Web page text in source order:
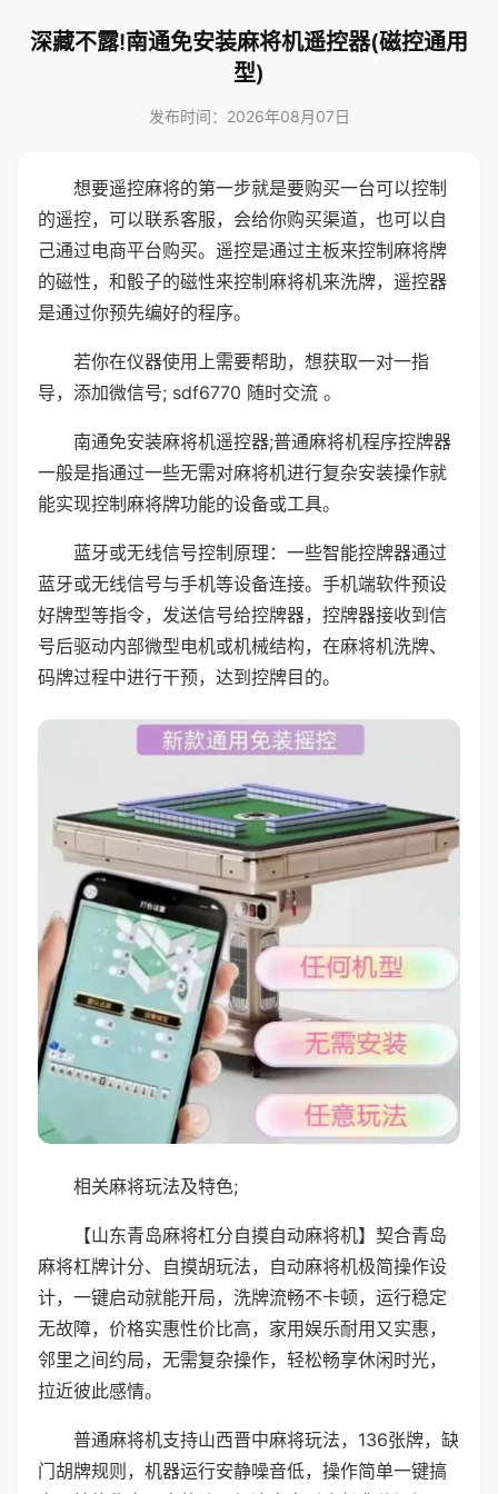
深藏不露!南通免安装麻将机遥控器(磁控通用
型)
发布时间：2026年08月07日
想要遥控麻将的第一步就是要购买一台可以控制
的遥控，可以联系客服，会给你购买渠道，也可以自
己通过电商平台购买。遥控是通过主板来控制麻将牌
的磁性，和骰子的磁性来控制麻将机来洗牌，遥控器
是通过你预先编好的程序。
若你在仪器使用上需要帮助，想获取一对一指
导，添加微信号; sdf6770 随时交流 。
南通免安装麻将机遥控器;普通麻将机程序控牌器
一般是指通过一些无需对麻将机进行复杂安装操作就
能实现控制麻将牌功能的设备或工具。
蓝牙或无线信号控制原理：一些智能控牌器通过
蓝牙或无线信号与手机等设备连接。手机端软件预设
好牌型等指令，发送信号给控牌器，控牌器接收到信
号后驱动内部微型电机或机械结构，在麻将机洗牌、
码牌过程中进行干预，达到控牌目的。
相关麻将玩法及特色;
【山东青岛麻将杠分自摸自动麻将机】契合青岛
麻将杠牌计分、自摸胡玩法，自动麻将机极简操作设
计，一键启动就能开局，洗牌流畅不卡顿，运行稳定
无故障，价格实惠性价比高，家用娱乐耐用又实惠，
邻里之间约局，无需复杂操作，轻松畅享休闲时光，
拉近彼此感情。
普通麻将机支持山西晋中麻将玩法，136张牌，缺
门胡牌规则，机器运行安静噪音低，操作简单一键搞